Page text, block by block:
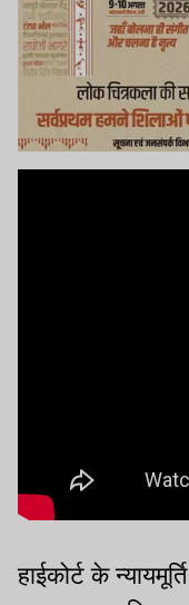
हाईकोर्ट के